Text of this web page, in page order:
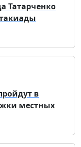
Татарченко
в
местных